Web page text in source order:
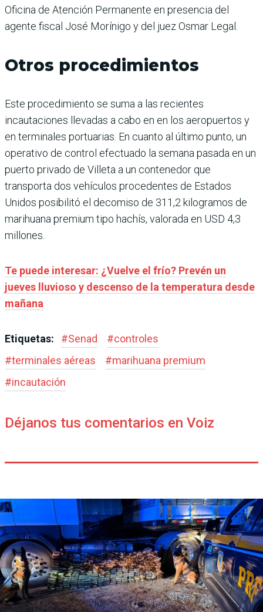
Oficina de Atención Permanente en presencia del
agente fiscal José Morínigo y del juez Osmar Legal.
Otros procedimientos
Este procedimiento se suma a las recientes
incautaciones llevadas a cabo en en los aeropuertos y
en terminales portuarias. En cuanto al último punto, un
operativo de control efectuado la semana pasada en un
puerto privado de Villeta a un contenedor que
transporta dos vehículos procedentes de Estados
Unidos posibilitó el decomiso de 311,2 kilogramos de
marihuana premium tipo hachís, valorada en USD 4,3
millones.
Te puede interesar: ¿Vuelve el frío? Prevén un
jueves lluvioso y descenso de la temperatura desde
mañana
Etiquetas: #Senad #controles
#terminales aéreas #marihuana premium
#incautación
Déjanos tus comentarios en Voiz